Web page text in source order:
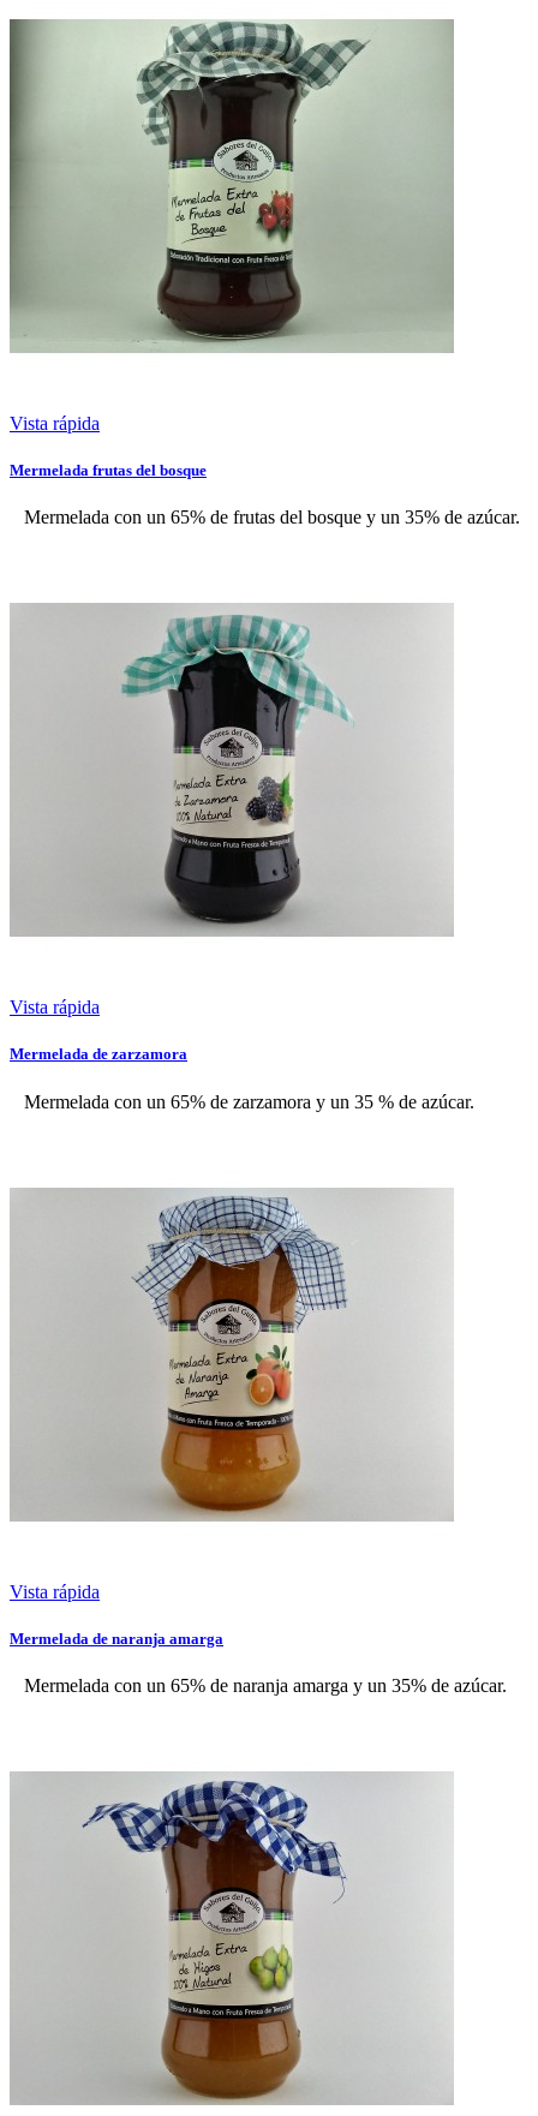
Vista rápida
Mermelada frutas del bosque
Mermelada con un 65% de frutas del bosque y un 35% de azúcar.
Vista rápida
Mermelada de zarzamora
Mermelada con un 65% de zarzamora y un 35 % de azúcar.
Vista rápida
Mermelada de naranja amarga
Mermelada con un 65% de naranja amarga y un 35% de azúcar.